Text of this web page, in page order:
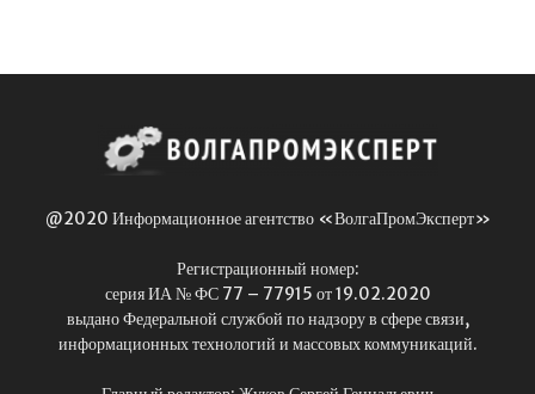
@2020 Информационное агентство «ВолгаПромЭксперт»
Регистрационный номер:
серия ИА № ФС 77 – 77915 от 19.02.2020
выдано Федеральной службой по надзору в сфере связи,
информационных технологий и массовых коммуникаций.